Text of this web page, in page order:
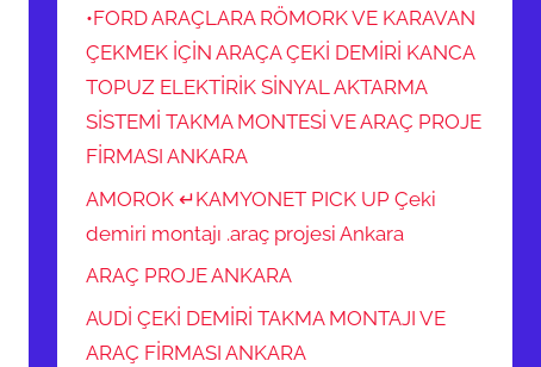
•FORD ARAÇLARA RÖMORK VE KARAVAN
ÇEKMEK İÇİN ARAÇA ÇEKİ DEMİRİ KANCA
TOPUZ ELEKTİRİK SİNYAL AKTARMA
SİSTEMİ TAKMA MONTESİ VE ARAÇ PROJE
FİRMASI ANKARA
AMOROK ↵KAMYONET PICK UP Çeki
demiri montajı .araç projesi Ankara
ARAÇ PROJE ANKARA
AUDİ ÇEKİ DEMİRİ TAKMA MONTAJI VE
ARAÇ FİRMASI ANKARA